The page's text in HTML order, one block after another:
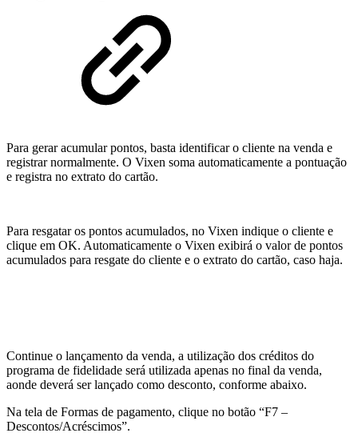
Para gerar acumular pontos, basta identificar o cliente na venda e
registrar normalmente. O Vixen soma automaticamente a pontuação
e registra no extrato do cartão.
Para resgatar os pontos acumulados, no Vixen indique o cliente e
clique em OK. Automaticamente o Vixen exibirá o valor de pontos
acumulados para resgate do cliente e o extrato do cartão, caso haja.
Continue o lançamento da venda, a utilização dos créditos do
programa de fidelidade será utilizada apenas no final da venda,
aonde deverá ser lançado como desconto, conforme abaixo.
Na tela de Formas de pagamento, clique no botão “F7 –
Descontos/Acréscimos”.